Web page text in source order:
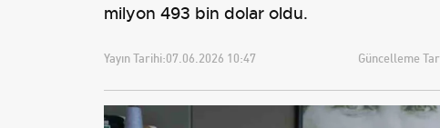
milyon 493 bin dolar oldu.
Yayın Tarihi:07.06.2026 10:47 Güncelleme